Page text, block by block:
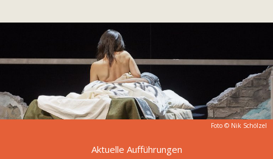
Foto © Nik Schölzel
Aktuelle Aufführungen